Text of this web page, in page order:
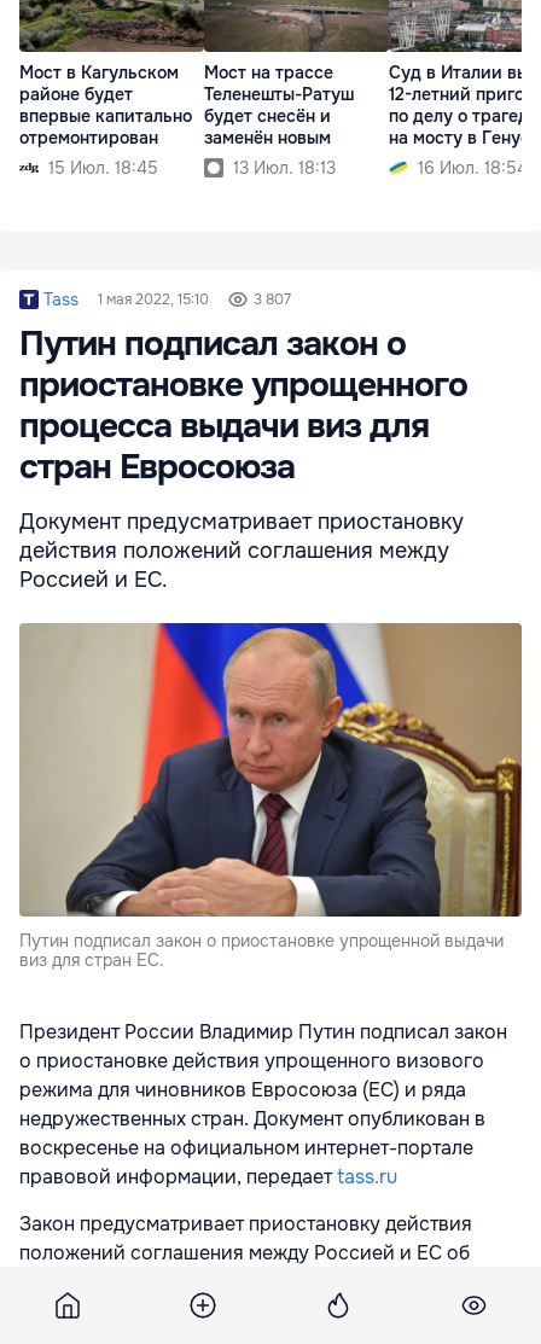
Мост в Кагульском
районе будет
впервые капитально
отремонтирован
15 Июл. 18:45
Мост на трассе
Теленешты-Ратуш
будет снесён и
заменён новым
13 Июл. 18:13
Суд в Италии
12-летний
по делу о
на мосту в Генуе
16 Июл. 18:54
Tass 1 мая 2022, 15:10 3 807
Путин подписал закон о
приостановке упрощенного
процесса выдачи виз для
стран Евросоюза
Документ предусматривает приостановку
действия положений соглашения между
Россией и ЕС.
Путин подписал закон о приостановке упрощенной выдачи
виз для стран ЕС.
Президент России Владимир Путин подписал закон
о приостановке действия упрощенного визового
режима для чиновников Евросоюза (ЕС) и ряда
недружественных стран. Документ опубликован в
воскресенье на официальном интернет-портале
правовой информации, передаетtass.ru
Закон предусматривает приостановку действия
положений соглашения между Россией и ЕС об
Аналогичные изменения коснутся соглашений об